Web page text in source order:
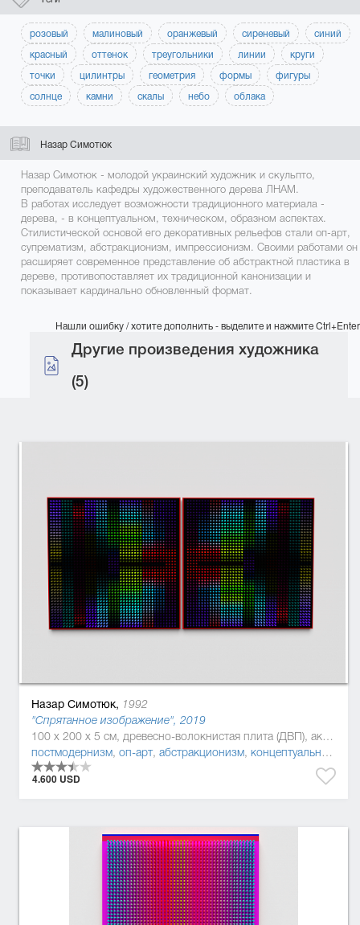
розовый малиновый оранжевый сиреневый
синий
красный
оттенок треугольники линии
круги
точки
цилинтры геометрия формы
фигуры
солнце
камни скалы небо облака
Назар Симотюк
Назар Симотюк - молодой украинский художник и скульпто,
преподаватель кафедры художественного дерева ЛНАМ.
В работах исследует возможности традиционного материала -
дерева, - в концептуальном, техническом, образном аспектах.
Стилистической основой его декоративных рельефов стали оп-арт,
супрематизм, абстракционизм, импрессионизм. Своими работами он
расширяет современное представление об абстрактной пластика в
дереве, противопоставляет их традиционной канонизации и
показывает кардинально обновленный формат.
Нашли ошибку / хотите дополнить - выделите и нажмите Ctrl+Enter
Другие произведения художника
(5)
Назар Симотюк, 1992
"Спрятанное изображение", 2019
100 x 200 x 5 см, древесно-волокнистая плита (ДВП), акриловая краска, Дерево, полиуретан
постмодернизм, оп-арт, абстракционизм, концептуальное искусство
4.600 USD